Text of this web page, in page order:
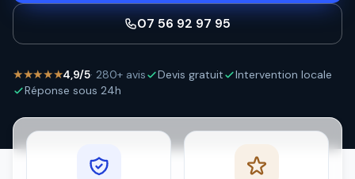
07 56 92 97 95
★★★★★4,9/5· 280+ avis Devis gratuit
Intervention locale
Réponse sous 24h